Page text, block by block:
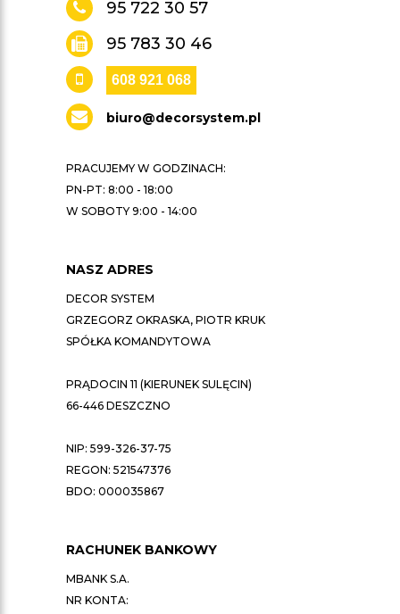
95 722 30 57
95 783 30 46
608 921 068
biuro@decorsystem.pl
PRACUJEMY W GODZINACH:
PN-PT: 8:00 - 18:00
W SOBOTY 9:00 - 14:00
NASZ ADRES
DECOR SYSTEM
GRZEGORZ OKRASKA, PIOTR KRUK
SPÓŁKA KOMANDYTOWA
PRĄDOCIN 11 (KIERUNEK SULĘCIN)
66-446 DESZCZNO
NIP: 599-326-37-75
REGON: 521547376
BDO: 000035867
RACHUNEK BANKOWY
MBANK S.A.
NR KONTA: